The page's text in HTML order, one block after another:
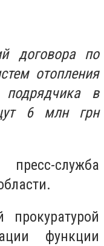
договора по
отопления
в
6 млн грн
служба
прокуратурой
функции